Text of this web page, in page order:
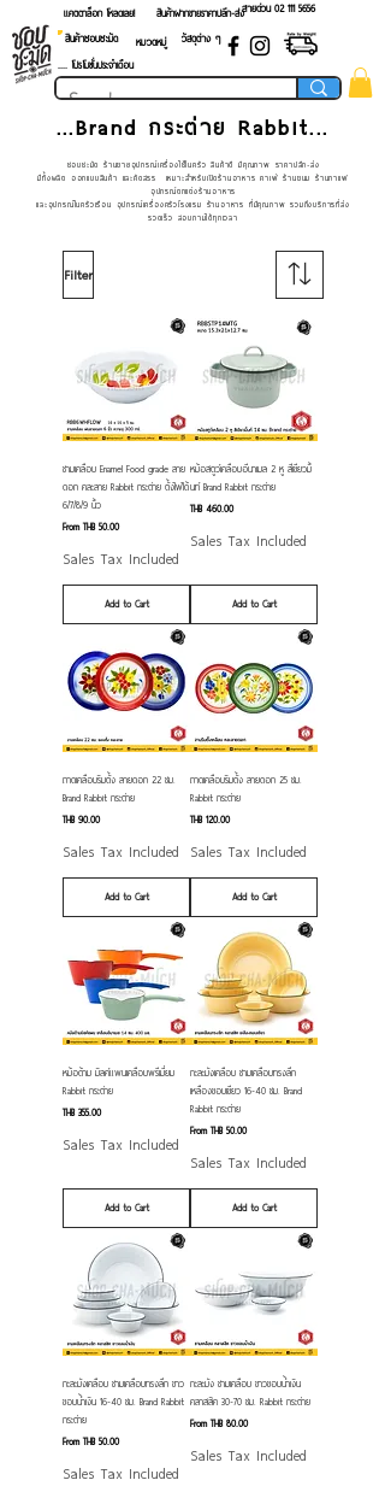
แคตตาล็อก โหลดเลย! สายด่วน 02 ​111 5656
สินค้าฝากขายราคาปลีก-ส่ง
สินค้าชอบชะมัด
หมวดหมู่
วัสดุต่าง ๆ
.... โปรโมชั่นประจำเดือน
...Brand กระต่าย Rabbit...
ชอบชะมัด ร้านขายอุปกรณ์เครื่องใช้ในครัว สินค้าดี มีคุณภาพ ราคาปลีก-ส่ง
มีทั้งผลิต ออกแบบสินค้า และคัดสรร เหมาะสำหรับเปิดร้านอาหาร คาเฟ่ ร้านขนม ร้านกาแฟ
อุปกรณ์ตกแต่งร้านอาหาร
และอุปกรณ์ในครัวเรือน อุปกรณ์เครื่องครัวโรงแรม ร้านอาหาร ที่มีคุณภาพ รวมถึงบริการที่ส่ง
รวดเร็ว สอบถามได้ทุกเวลา
Filter
ชามเคลือบ Enamel Food grade ลาย
ดอก คละลาย Rabbit กระต่าย ตั้งไฟได้
6/7/8/9 นิ้ว
FromTHB 50.00
Sale Price
Sales Tax Included
Add to Cart
หม้อสตูว์เคลือบอีนาเมล 2 หู สีเขียวมิ้
นท์ Brand Rabbit กระต่าย
Price
THB 460.00
Sales Tax Included
Add to Cart
ถาดเคลือบริมตั้ง ลายดอก 22 ซม.
Brand Rabbit กระต่าย
Price
THB 90.00
Sales Tax Included
Add to Cart
ถาดเคลือบริมตั้ง ลายดอก 25 ซม.
Rabbit กระต่าย
Price
THB 120.00
Sales Tax Included
Add to Cart
หม้อด้าม มิลค์แพนเคลือบพรีเมี่ยม
Rabbit กระต่าย
Price
THB 355.00
Sales Tax Included
Add to Cart
กะละมังเคลือบ ชามเคลือบทรงลึก
เหลืองขอบเขียว 16-40 ซม. Brand
Rabbit กระต่าย
FromTHB 50.00
Sale Price
Sales Tax Included
Add to Cart
กะละมังเคลือบ ชามเคลือบทรงลึก ขาว
ขอบน้ำเงิน 16-40 ซม. Brand Rabbit
กระต่าย
FromTHB 50.00
Sale Price
Sales Tax Included
กะละมัง ชามเคลือบ ขาวขอบน้ำเงิน
คลาสสิค 30-70 ซม. Rabbit กระต่าย
FromTHB 80.00
Sale Price
Sales Tax Included